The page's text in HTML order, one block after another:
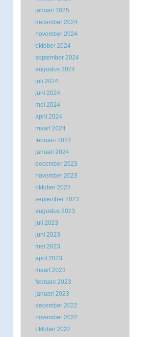
januari 2025
december 2024
november 2024
oktober 2024
september 2024
augustus 2024
juli 2024
juni 2024
mei 2024
april 2024
maart 2024
februari 2024
januari 2024
december 2023
november 2023
oktober 2023
september 2023
augustus 2023
juli 2023
juni 2023
mei 2023
april 2023
maart 2023
februari 2023
januari 2023
december 2022
november 2022
oktober 2022